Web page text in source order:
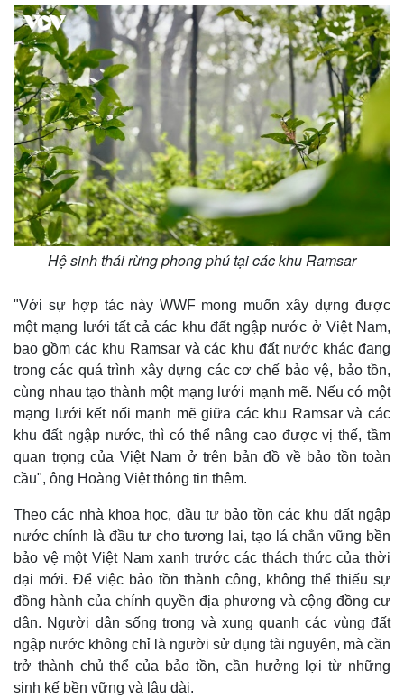
Thể thao
Bóng đá
Lịch thi đấu bóng đá
Thế giới thể thao
eSports
Hậu trường
Ô tô - Xe máy
Xe máy
Tư vấn
Hệ sinh thái rừng phong phú tại các khu Ramsar
"Với sự hợp tác này WWF mong muốn xây dựng được
một mạng lưới tất cả các khu đất ngập nước ở Việt Nam,
bao gồm các khu Ramsar và các khu đất nước khác đang
trong các quá trình xây dựng các cơ chế bảo vệ, bảo tồn,
cùng nhau tạo thành một mạng lưới mạnh mẽ. Nếu có một
mạng lưới kết nối mạnh mẽ giữa các khu Ramsar và các
khu đất ngập nước, thì có thể nâng cao được vị thế, tầm
quan trọng của Việt Nam ở trên bản đồ về bảo tồn toàn
cầu", ông Hoàng Việt thông tin thêm.
Theo các nhà khoa học, đầu tư bảo tồn các khu đất ngập
nước chính là đầu tư cho tương lai, tạo lá chắn vững bền
bảo vệ một Việt Nam xanh trước các thách thức của thời
đại mới. Để việc bảo tồn thành công, không thể thiếu sự
đồng hành của chính quyền địa phương và cộng đồng cư
dân. Người dân sống trong và xung quanh các vùng đất
ngập nước không chỉ là người sử dụng tài nguyên, mà cần
trở thành chủ thể của bảo tồn, cần hưởng lợi từ những
sinh kế bền vững và lâu dài.